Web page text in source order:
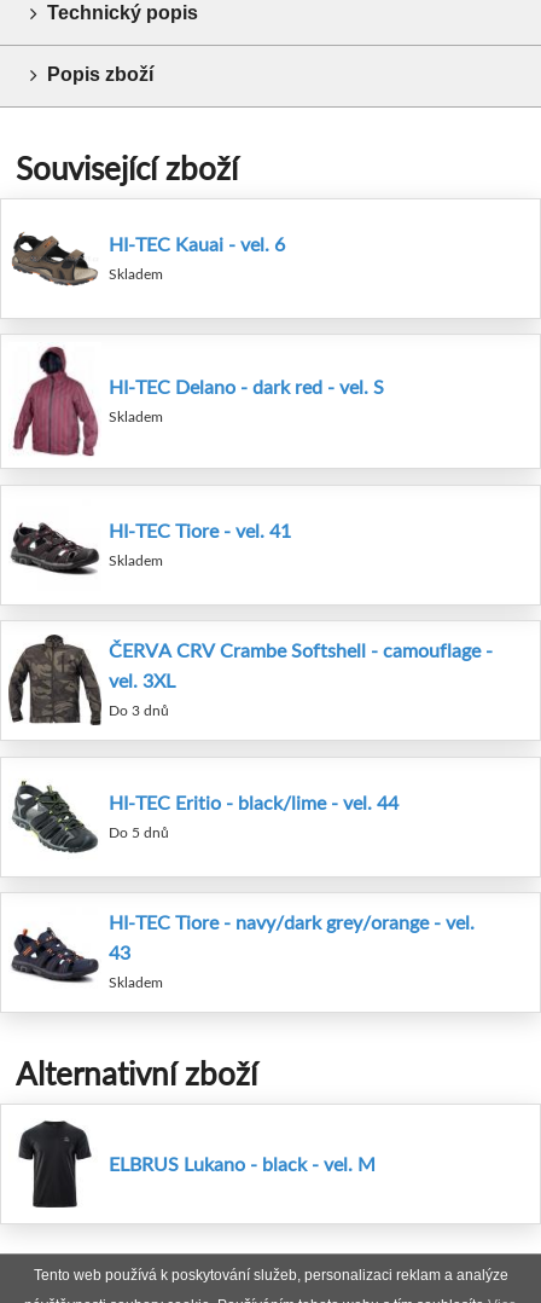
Tento web používá k poskytování služeb, personalizaci reklam a analýze
Technický popis
Popis zboží
Související zboží
HI-TEC Kauai - vel. 6
Skladem
HI-TEC Delano - dark red - vel. S
Skladem
HI-TEC Tiore - vel. 41
Skladem
ČERVA CRV Crambe Softshell - camouflage -
vel. 3XL
Do 3 dnů
HI-TEC Eritio - black/lime - vel. 44
Do 5 dnů
HI-TEC Tiore - navy/dark grey/orange - vel.
43
Skladem
Alternativní zboží
ELBRUS Lukano - black - vel. M